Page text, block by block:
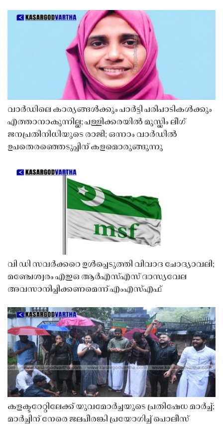
വാർഡിലെ കാര്യങ്ങൾക്കും പാർട്ടി പരിപാടികൾക്കും
എത്താനാകുന്നില്ല; പള്ളിക്കരയിൽ മുസ്ലിം ലീഗ്
ജനപ്രതിനിധിയുടെ രാജി; ഒന്നാം വാർഡിൽ
ഉപതെരഞ്ഞെടുപ്പിന് കളമൊരുങ്ങുന്നു
വി ഡി സവർക്കറെ ഉൾപ്പെടുത്തി വിവാദ ചോദ്യാവലി;
മഞ്ചേശ്വരം എഇഒ ആർഎസ്എസ് ദാസ്യവേല
അവസാനിപ്പിക്കണമെന്ന് എംഎസ്എഫ്
കളക്ടറേറ്റിലേക്ക് യുവമോർച്ചയുടെ പ്രതിഷേധ മാർച്ച്;
മാർച്ചിന് നേരെ ജലപീരങ്കി പ്രയോഗിച്ച് പൊലീസ്